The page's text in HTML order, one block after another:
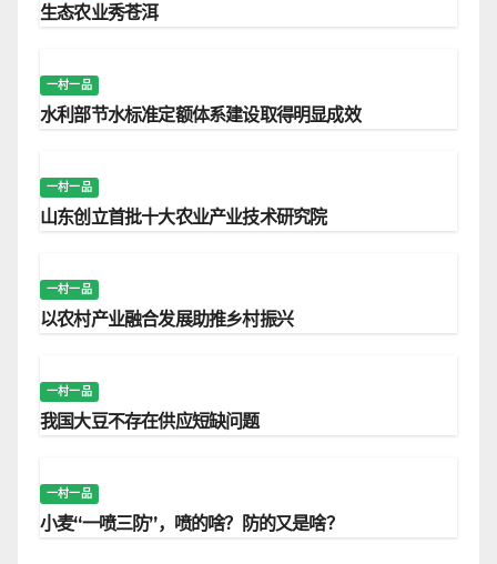
生态农业秀苍洱
一村一品
水利部节水标准定额体系建设取得明显成效
一村一品
山东创立首批十大农业产业技术研究院
一村一品
以农村产业融合发展助推乡村振兴
一村一品
我国大豆不存在供应短缺问题
一村一品
小麦“一喷三防”，喷的啥？防的又是啥？